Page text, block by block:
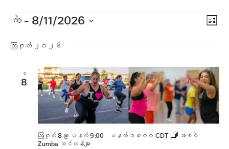
အဲ့
ဒါနဲ့
ပွဲ
စာရင်
ကဲ - 8/11/2026
ကို
ပါ။
ဩဂုတ် ၂၀၂၆
စ
8
ဩဂုတ် 8 @ မနက် 9:00- မနက် ၁၀း၀၀ CDT
အခမဲ့
Zumba သင်တန်းများ